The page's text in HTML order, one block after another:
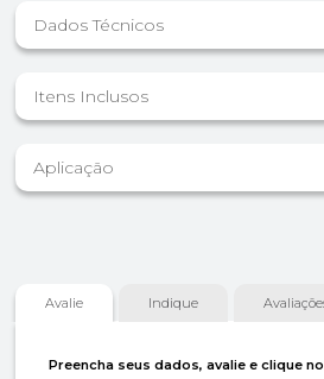
Dados Técnicos
Itens Inclusos
Aplicação
Avalie Indique
Preencha seus dados, avalie e clique